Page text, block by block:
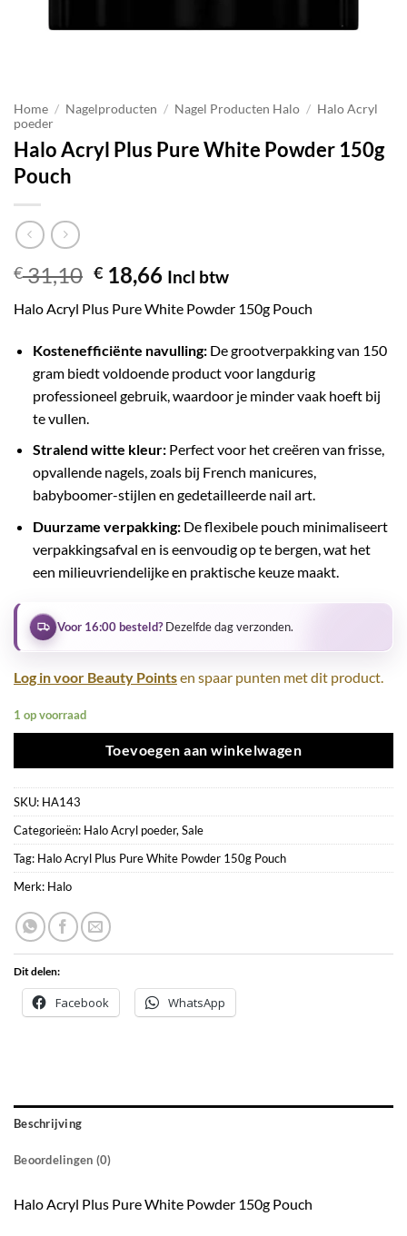
Home / Nagelproducten / Nagel Producten Halo / Halo Acryl
poeder
Halo Acryl Plus Pure White Powder 150g
Pouch
€31,10 € 18,66 Incl btw
Halo Acryl Plus Pure White Powder 150g Pouch
Kostenefficiënte navulling:De grootverpakking van 150
gram biedt voldoende product voor langdurig
professioneel gebruik, waardoor je minder vaak hoeft bij
te vullen.
Stralend witte kleur:Perfect voor het creëren van frisse,
opvallende nagels, zoals bij French manicures,
babyboomer-stijlen en gedetailleerde nail art.
Duurzame verpakking:De flexibele pouch minimaliseert
verpakkingsafval en is eenvoudig op te bergen, wat het
een milieuvriendelijke en praktische keuze maakt.
Voor 16:00 besteld?Dezelfde dag verzonden.
Log in voor Beauty Pointsen spaar punten met dit product.
1 op voorraad
Toevoegen aan winkelwagen
SKU: HA143
Categorieën: Halo Acryl poeder,Sale
Tag: Halo Acryl Plus Pure White Powder 150g Pouch
Merk: Halo
Dit delen:
Facebook WhatsApp
Beschrijving
Beoordelingen (0)
Halo Acryl Plus Pure White Powder 150g Pouch